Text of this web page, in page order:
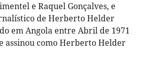
e Raquel Gonçalves, e
de Herberto Helder
em Angola entre Abril de 1971
assinou como Herberto Helder